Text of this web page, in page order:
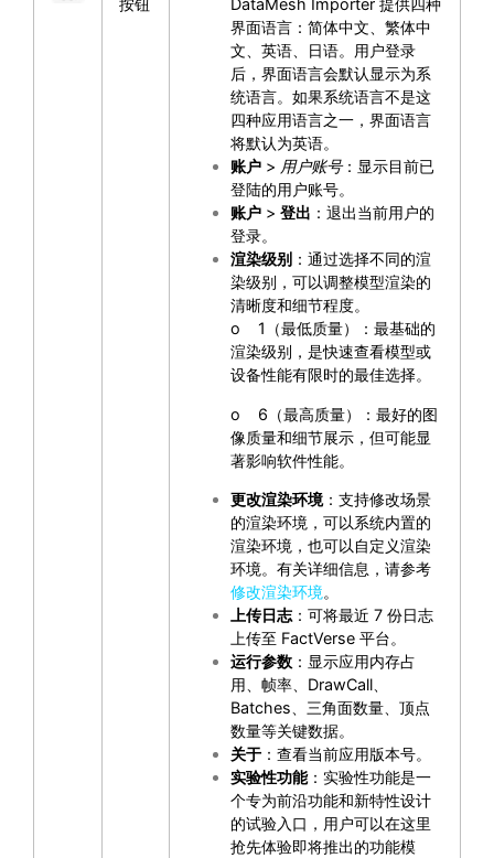
按钮
DataMesh Importer 提供四种
界面语言：简体中文、繁体中
文、英语、日语。用户登录
后，界面语言会默认显示为系
统语言。如果系统语言不是这
四种应用语言之一，界面语言
将默认为英语。
账户 > 用户账号：显示目前已
登陆的用户账号。
账户 > 登出 ：退出当前用户的
登录。
渲染级别 ：通过选择不同的渲
染级别，可以调整模型渲染的
清晰度和细节程度。
o 1（最低质量）：最基础的
渲染级别，是快速查看模型或
设备性能有限时的最佳选择。
o 6（最高质量）：最好的图
像质量和细节展示，但可能显
著影响软件性能。
更改渲染环境：支持修改场景
的渲染环境，可以系统内置的
渲染环境，也可以自定义渲染
环境。有关详细信息，请参考
修改渲染环境。
上传日志 ：可将最近 7 份日志
上传至 FactVerse 平台。
运行参数 ：显示应用内存占
用、帧率、DrawCall、
Batches、三角面数量、顶点
数量等关键数据。
关于 ：查看当前应用版本号。
实验性功能：实验性功能是一
个专为前沿功能和新特性设计
的试验入口，用户可以在这里
抢先体验即将推出的功能模